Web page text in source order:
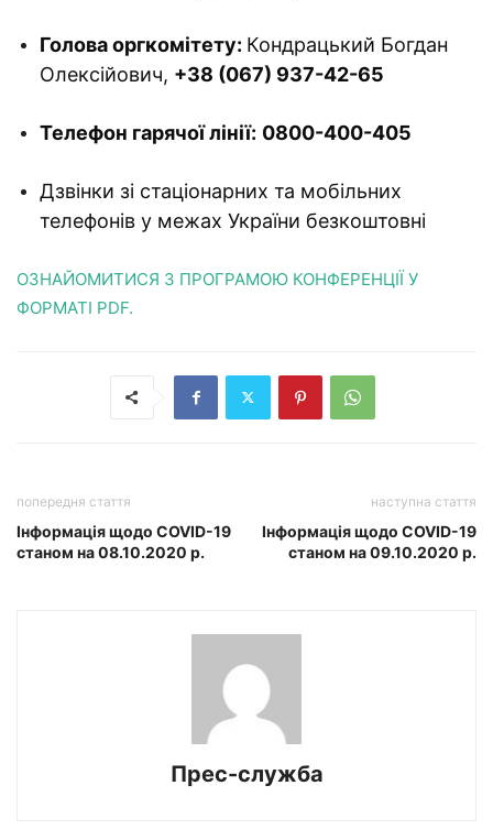
Голова оргкомітету: Кондрацький Богдан
Олексійович, +38 (067) 937-42-65
Телефон гарячої лінії: 0800-400-405
Дзвінки зі стаціонарних та мобільних
телефонів у межах України безкоштовні
ОЗНАЙОМИТИСЯ З ПРОГРАМОЮ КОНФЕРЕНЦІЇ У
ФОРМАТІ PDF.
попередня стаття
Інформація щодо COVID-19
станом на 08.10.2020 р.
наступна стаття
Інформація щодо COVID-19
станом на 09.10.2020 р.
Прес-служба